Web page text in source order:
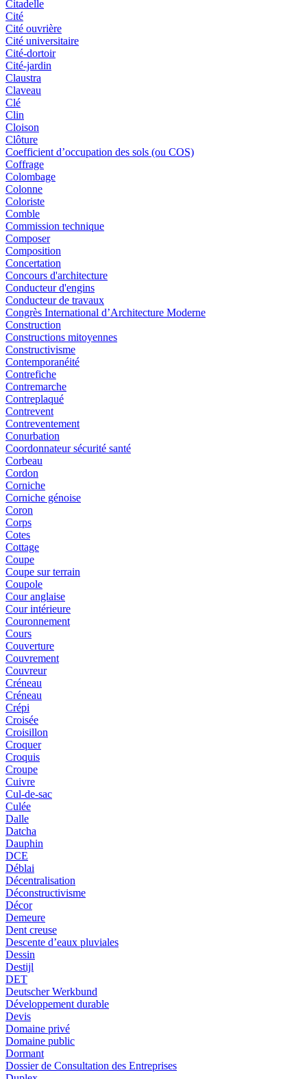
Citadelle
Cité
Cité ouvrière
Cité universitaire
Cité-dortoir
Cité-jardin
Claustra
Claveau
Clé
Clin
Cloison
Clôture
Coefficient d’occupation des sols (ou COS)
Coffrage
Colombage
Colonne
Coloriste
Comble
Commission technique
Composer
Composition
Concertation
Concours d'architecture
Conducteur d'engins
Conducteur de travaux
Congrès International d’Architecture Moderne
Construction
Constructions mitoyennes
Constructivisme
Contemporanéité
Contrefiche
Contremarche
Contreplaqué
Contrevent
Contreventement
Conurbation
Coordonnateur sécurité santé
Corbeau
Cordon
Corniche
Corniche génoise
Coron
Corps
Cotes
Cottage
Coupe
Coupe sur terrain
Coupole
Cour anglaise
Cour intérieure
Couronnement
Cours
Couverture
Couvrement
Couvreur
Créneau
Créneau
Crépi
Croisée
Croisillon
Croquer
Croquis
Croupe
Cuivre
Cul-de-sac
Culée
Dalle
Datcha
Dauphin
DCE
Déblai
Décentralisation
Déconstructivisme
Décor
Demeure
Dent creuse
Descente d’eaux pluviales
Dessin
Destijl
DET
Deutscher Werkbund
Développement durable
Devis
Domaine privé
Domaine public
Dormant
Dossier de Consultation des Entreprises